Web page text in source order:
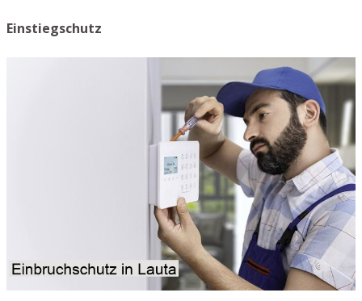
Einstiegschutz